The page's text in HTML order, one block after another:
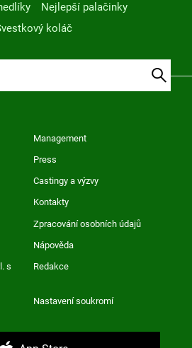
Nejlepší palačinky
koláč
Management
Press
Castingy a výzvy
Kontakty
Zpracování osobních údajů
Nápověda
s
Redakce
Nastavení soukromí